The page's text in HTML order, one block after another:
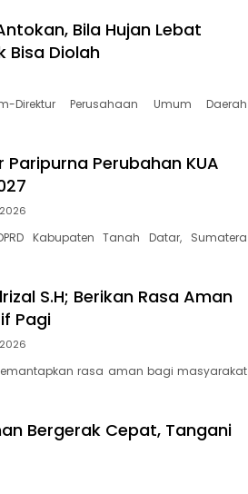
Bila Hujan Lebat
Bisa Diolah
Direktur Perusahaan Umum Daerah
Paripurna Perubahan KUA
Kabupaten Tanah Datar, Sumatera
S.H; Berikan Rasa Aman
Pagi
rasa aman bagi masyarakat
Bergerak Cepat, Tangani